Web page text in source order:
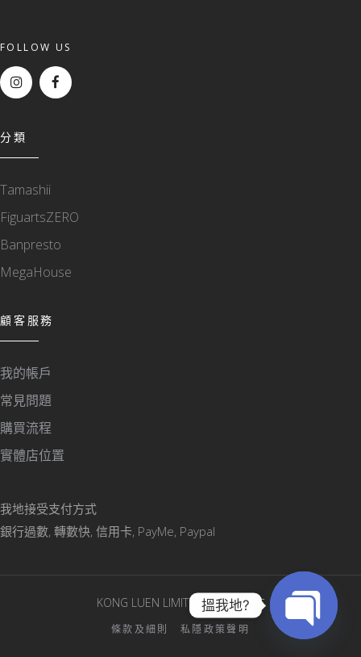
FOLLOW US
分類
Tamashii
FiguartsZERO
Banpresto
MegaHouse
顧客服務
我的帳戶
常見問題
購買流程
實體店位置
我地接受支付方式
銀行過數, 轉數快, 信用卡, PayMe, Paypal
KONG LUEN LIMITED © 版權所有
條款及細則 私隱政策聲明
搵我地?